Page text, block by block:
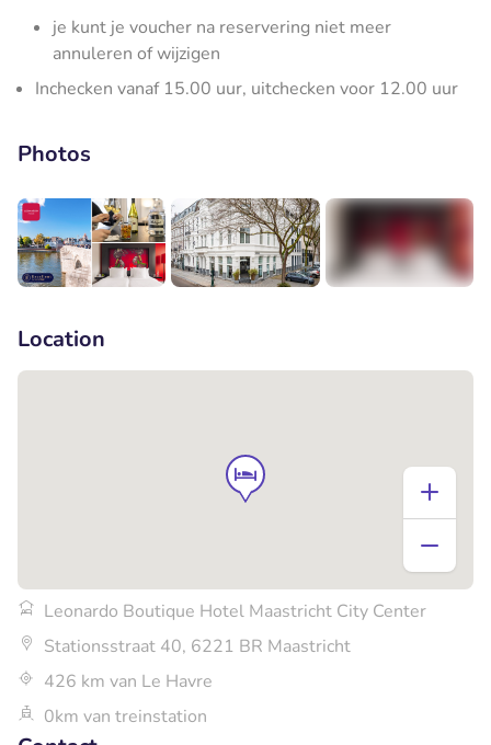
je kunt je voucher na reservering niet meer
annuleren of wijzigen
Inchecken vanaf 15.00 uur, uitchecken voor 12.00 uur
Photos
Location
Leonardo Boutique Hotel Maastricht City Center
Stationsstraat 40, 6221 BR Maastricht
426 km van Le Havre
0km van treinstation